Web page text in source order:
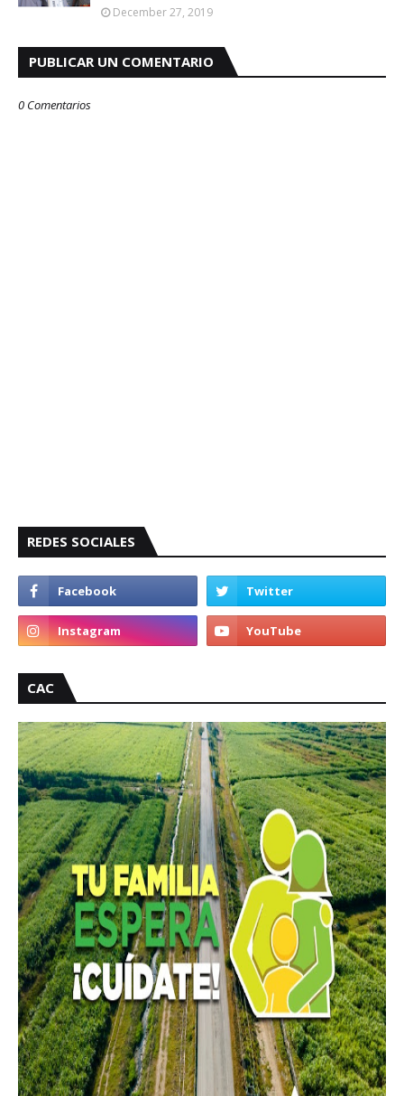
December 27, 2019
PUBLICAR UN COMENTARIO
0 Comentarios
REDES SOCIALES
CAC